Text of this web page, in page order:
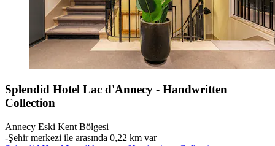
Splendid Hotel Lac d'Annecy - Handwritten
Collection
Annecy Eski Kent Bölgesi
‐Şehir merkezi ile arasında 0,22 km var